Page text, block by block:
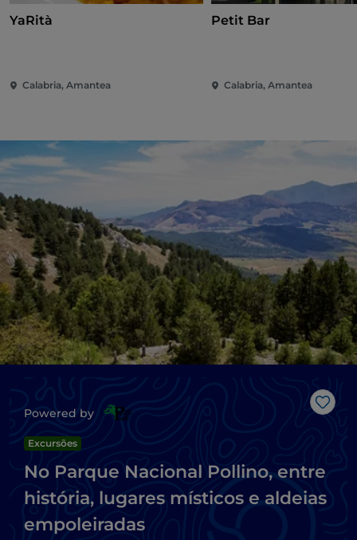
YaRità
Calabria, Amantea
Petit Bar
Calabria, Amantea
Powered by
Excursões
No Parque Nacional Pollino, entre
história, lugares místicos e aldeias
empoleiradas